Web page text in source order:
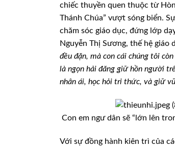
chiếc thuyền quen thuộc từ
Thánh Chúa” vượt sóng biển.
chăm sóc giáo dục, đứng lớp
Nguyễn Thị Sương, thế hệ
đều đặn, mà con cái chúng tôi
là ngọn hải đăng giữ hồn người
nhân ái, học hỏi tri thức, và giữ
Con em ngư dân sẽ “lớn lên
Với sự đồng hành kiên trì của